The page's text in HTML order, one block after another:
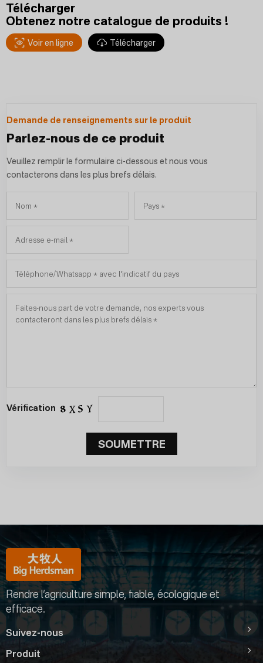
Télécharger
Obtenez notre catalogue de produits !
Voir en ligne Télécharger
Demande de renseignements sur le produit
Parlez-nous de ce produit
Veuillez remplir le formulaire ci-dessous et nous vous
contacterons dans les plus brefs délais.
Vérification
SOUMETTRE
Rendre l’agriculture simple, fiable, écologique et
efficace.
Suivez-nous
Produit